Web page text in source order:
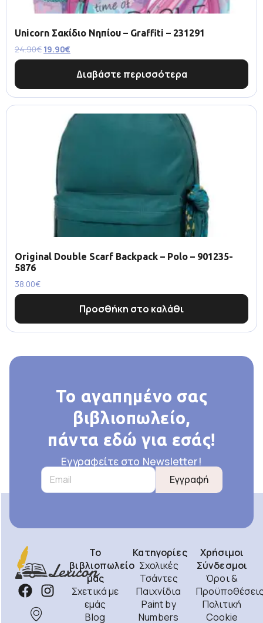
Unicorn Σακίδιο Νηπίου – Graffiti – 231291
24.90€ 19.90€
Διαβάστε περισσότερα
Original Double Scarf Backpack – Polo – 901235-
5876
38.00€
Προσθήκη στο καλάθι
Το αγαπημένο σας
βιβλιοπωλείο,
πάντα εδώ για εσάς!
Εγγραφείτε στο Newsletter!
Εγγραφή
Το
βιβλιοπωλείο
μας
Σχετικά με
εμάς
Blog
Κατηγορίες
Σχολικές
Τσάντες
Παιχνίδια
Paint by
Numbers
Χρήσιμοι
Σύνδεσμοι
Όροι &
Πολιτική
Cookie